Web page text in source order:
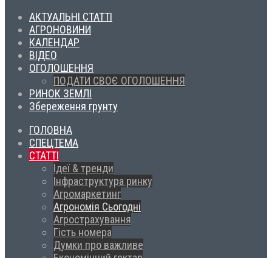
АКТУАЛЬНІ СТАТТІ
АГРОНОВИНИ
КАЛЕНДАР
ВІДЕО
ОГОЛОШЕННЯ
ПОДАТИ СВОЄ ОГОЛОШЕННЯ
РИНОК ЗЕМЛІ
Збереження грунту
ГОЛОВНА
СПЕЦТЕМА
СТАТТІ
Ідеї & тренди
Інфраструктура ринку
Агромаркетинг
Агрономія Сьогодні
Агрострахування
Гість номера
Думки про важливе